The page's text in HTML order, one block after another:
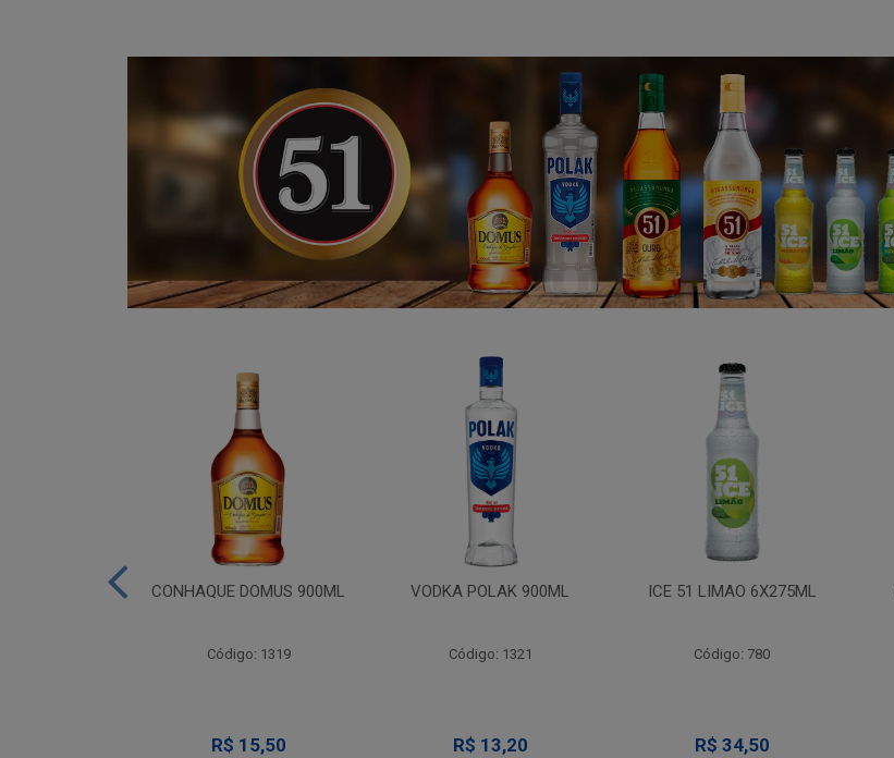
CONHAQUE DOMUS 900ML
Código: 1319
R$ 15,50
VODKA POLAK 900ML
Código: 1321
R$ 13,20
ICE 51 LIMAO 6X275ML
Código: 780
R$ 34,50